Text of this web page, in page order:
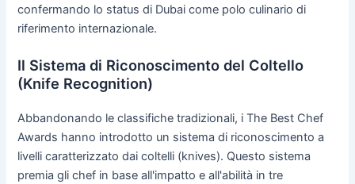
confermando lo status di Dubai come polo culinario di
riferimento internazionale.
Il Sistema di Riconoscimento del Coltello
(Knife Recognition)
Abbandonando le classifiche tradizionali, i The Best Chef
Awards hanno introdotto un sistema di riconoscimento a
livelli caratterizzato dai coltelli (knives). Questo sistema
premia gli chef in base all'impatto e all'abilità in tre